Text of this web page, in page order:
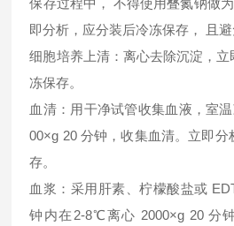
保存过程中， 不得使用叠氮钠做
即分析，应分装后冷冻保存， 且避
细胞培养上清：离心去除沉淀，
冻保存。
血清：用干净试管收集血液，室
00×g 20 分钟，收集血清。立即
存。
血浆：采用肝素、柠檬酸盐或
钟内在2-8℃离心 2000×g 20 分